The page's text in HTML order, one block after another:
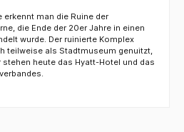
erkennt man die Ruine der
die Ende der 20er Jahre in einen
wurde. Der ruinierte Komplex
teilweise als Stadtmuseum genuitzt,
stehen heute das Hyatt-Hotel und das